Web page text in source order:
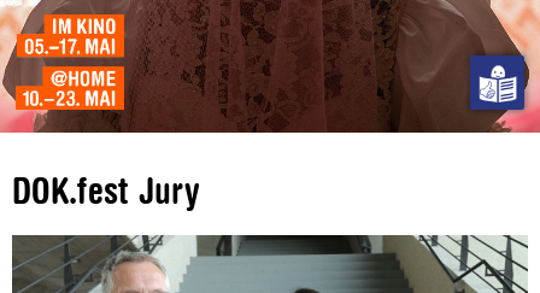
DOK.fest Jury